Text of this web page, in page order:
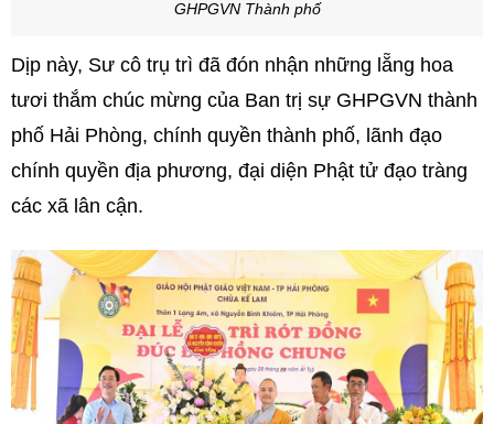
GHPGVN Thành phố
Dịp này, Sư cô trụ trì đã đón nhận những lẵng hoa
tươi thắm chúc mừng của Ban trị sự GHPGVN thành
phố Hải Phòng, chính quyền thành phố, lãnh đạo
chính quyền địa phương, đại diện Phật tử đạo tràng
các xã lân cận.